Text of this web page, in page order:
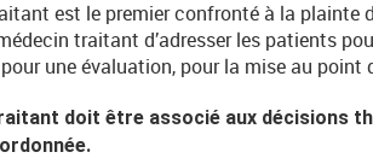
est le premier confronté à la plainte
traitant d’adresser les patients
une évaluation, pour la mise au
doit être associé aux décisions